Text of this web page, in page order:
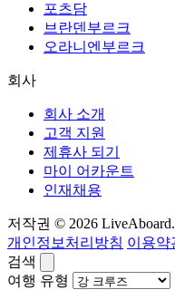
포츠담
브란덴부르크
오라니엔부르크
회사
회사 소개
고객 지원
제휴사 되기
마이 어카운트
인재채용
저작권 © 2026
개인정보처리방침 이용약
검색
여행 유형